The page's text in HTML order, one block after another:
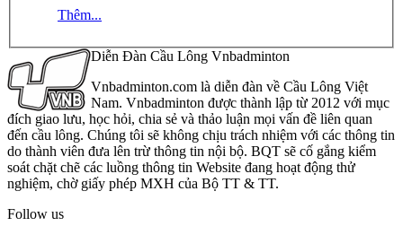
Thêm...
Diễn Đàn Cầu Lông Vnbadminton
Vnbadminton.com là diễn đàn về Cầu Lông Việt
Nam. Vnbadminton được thành lập từ 2012 với mục
đích giao lưu, học hỏi, chia sẻ và thảo luận mọi vấn đề liên quan
đến cầu lông. Chúng tôi sẽ không chịu trách nhiệm với các thông tin
do thành viên đưa lên trừ thông tin nội bộ. BQT sẽ cố gắng kiểm
soát chặt chẽ các luồng thông tin Website đang hoạt động thử
nghiệm, chờ giấy phép MXH của Bộ TT & TT.
Follow us